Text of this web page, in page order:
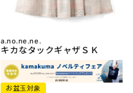
a.no.ne.ne.
キカなタックギャザＳＫ
お盆玉対象